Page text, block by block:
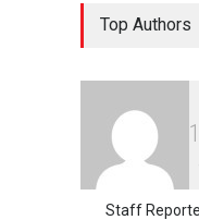
Top Authors
1
Staff